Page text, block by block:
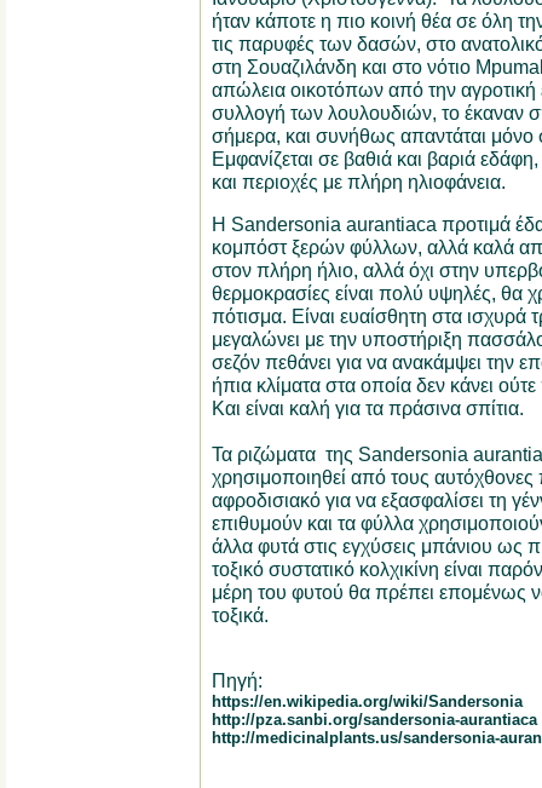
ήταν κάποτε η πιο κοινή θέα σε όλη
τις παρυφές των δασών, στο
στη Σουαζιλάνδη και στο νότιο
απώλεια οικοτόπων από την αγροτική
συλλογή των λουλουδιών, το έκαναν
σήμερα, και συνήθως απαντάται
Εμφανίζεται σε βαθιά και βαριά
και περιοχές με πλήρη ηλιοφάνεια.
Η Sandersonia aurantiaca προτιμά
κομπόστ ξερών φύλλων, αλλά καλά
στον πλήρη ήλιο, αλλά όχι στην
θερμοκρασίες είναι πολύ υψηλές, θα
πότισμα. Είναι ευαίσθητη στα ισχυρά
μεγαλώνει με την υποστήριξη
σεζόν πεθάνει για να ανακάμψει την
ήπια κλίματα στα οποία δεν κάνει
Και είναι καλή για τα πράσινα σπίτια.
Τα ριζώματα της Sandersonia
χρησιμοποιηθεί από τους
αφροδισιακό για να εξασφαλίσει τη
επιθυμούν και τα φύλλα
άλλα φυτά στις εγχύσεις μπάνιου ως
τοξικό συστατικό κολχικίνη είναι
μέρη του φυτού θα πρέπει επομένως
τοξικά.
Πηγή:
https://en.wikipedia.org/wiki/Sandersonia
http://pza.sanbi.org/sandersonia-aurantiaca
http://medicinalplants.us/sandersonia-